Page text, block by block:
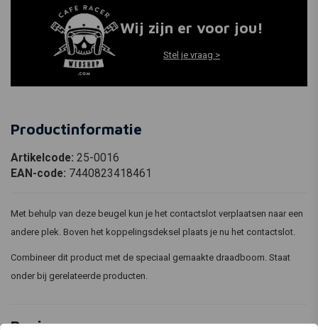
Wij zijn er voor jou!
Stel je vraag >
Productinformatie
Artikelcode: 25-0016
EAN-code: 7440823418461
Met behulp van deze beugel kun je het contactslot verplaatsen naar een
andere plek. Boven het koppelingsdeksel plaats je nu het contactslot.
Combineer dit product met de speciaal gemaakte draadboom. Staat
onder bij gerelateerde producten.
Reviews